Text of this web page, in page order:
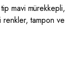
mavi mürekkepli,
tampon ve